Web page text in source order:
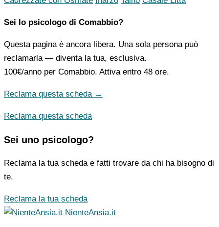
Sei lo psicologo di Comabbio?
Questa pagina è ancora libera. Una sola persona può
reclamarla — diventa la tua, esclusiva.
100€/anno per Comabbio. Attiva entro 48 ore.
Reclama questa scheda →
Reclama questa scheda
Sei uno psicologo?
Reclama la tua scheda e fatti trovare da chi ha bisogno di
te.
Reclama la tua scheda
NienteAnsia.it